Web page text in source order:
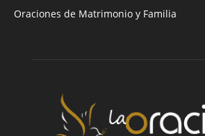
Oraciones de Matrimonio y Familia